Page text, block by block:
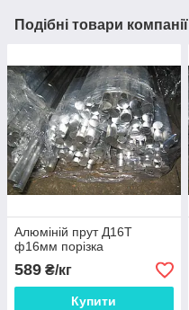
Подібні товари компанії
Алюміній прут Д16Т
ф16мм порізка
589 ₴/кг
Купити